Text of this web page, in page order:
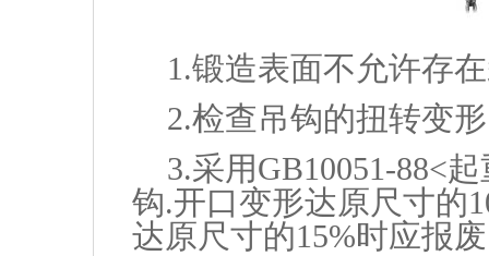
1.锻造表面不允许存
2.检查吊钩的扭转变
3.采用GB10051-88<
钩.开口变形达原尺寸的
达原尺寸的15%时应报